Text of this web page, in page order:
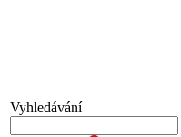
Vyhledávání